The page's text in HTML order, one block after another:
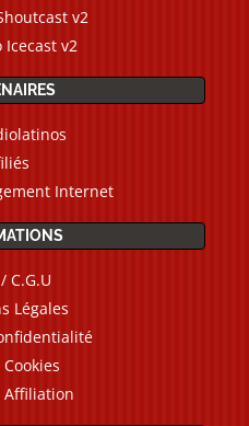
v2
v2
Internet
C.G.U
Légales
Cookies
Affiliation